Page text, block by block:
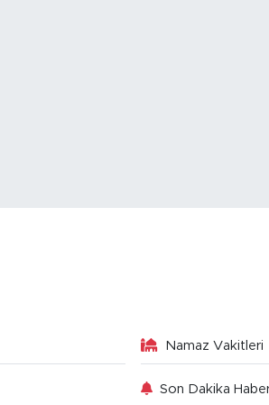
Namaz Vakitleri
Son Dakika